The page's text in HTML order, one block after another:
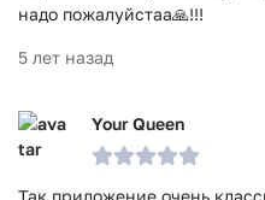
надо пожалуйстаа🙏!!!
5 лет назад
Your Queen
Так приложение очень